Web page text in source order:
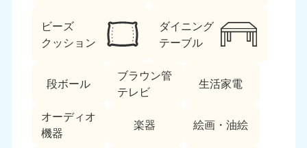
ビーズ
クッション
ダイニング
テーブル
段ボール
ブラウン管
テレビ
生活家電
オーディオ
機器
楽器 絵画・油絵